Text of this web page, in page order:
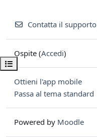
Apri indice del corso
Contatta il supporto
Ospite (Accedi)
Ottieni l'app mobile
Passa al tema standard
Powered by Moodle